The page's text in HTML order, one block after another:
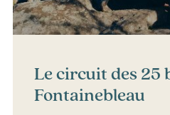
Le circuit des 25
Fontainebleau